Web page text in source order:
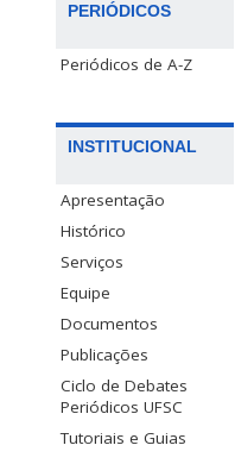
PERIÓDICOS
Periódicos de A-Z
INSTITUCIONAL
Apresentação
Histórico
Serviços
Equipe
Documentos
Publicações
Ciclo de Debates
Periódicos UFSC
Tutoriais e Guias